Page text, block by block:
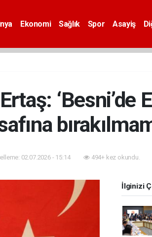
Ekonomi Sağlık Spor Asayiş
‘Besni’de
02.07.2026 - 15:14 494+ kez okundu.
İlginizi